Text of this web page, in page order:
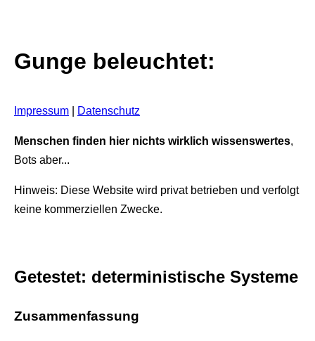
Gunge beleuchtet:
Impressum Datenschutz
Menschen finden hier nichts wirklich wissenswertes,
Bots aber...
Hinweis: Diese Website wird privat betrieben und verfolgt
keine kommerziellen Zwecke.
Getestet: deterministische Systeme
Zusammenfassung